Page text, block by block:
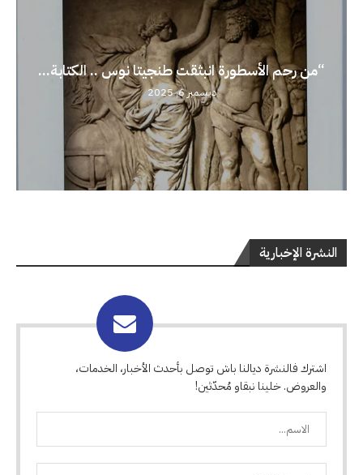
“من رحم الأسطورة انبثقت طنجيتا نوس .. الكتابة...
ديسمبر 6, 2025
النشرة الإخبارية
اشترك فالنشرة ديالنا باش توصل بأحدث الأخبار، الخدمات،
والعروض. خلينا نبقاو مُحدّثين!